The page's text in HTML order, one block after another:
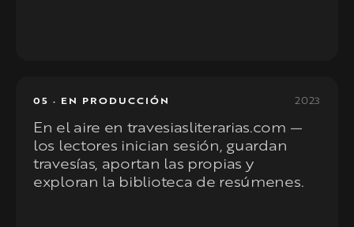
05 · EN PRODUCCIÓN 2023
En el aire en travesiasliterarias.com —
los lectores inician sesión, guardan
travesías, aportan las propias y
exploran la biblioteca de resúmenes.